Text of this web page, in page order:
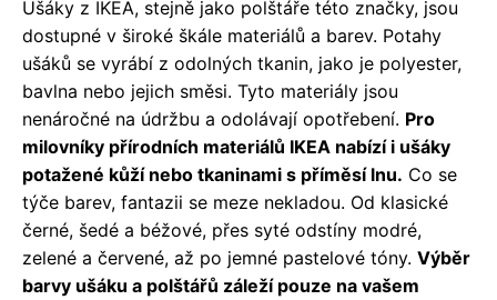
Ušáky z IKEA, stejně jako polštáře této značky, jsou
dostupné v široké škále materiálů a barev. Potahy
ušáků se vyrábí z odolných tkanin, jako je polyester,
bavlna nebo jejich směsi. Tyto materiály jsou
nenáročné na údržbu a odolávají opotřebení. Pro
milovníky přírodních materiálů IKEA nabízí i ušáky
potažené kůží nebo tkaninami s příměsí lnu. Co se
týče barev, fantazii se meze nekladou. Od klasické
černé, šedé a béžové, přes syté odstíny modré,
zelené a červené, až po jemné pastelové tóny. Výběr
barvy ušáku a polštářů záleží pouze na vašem